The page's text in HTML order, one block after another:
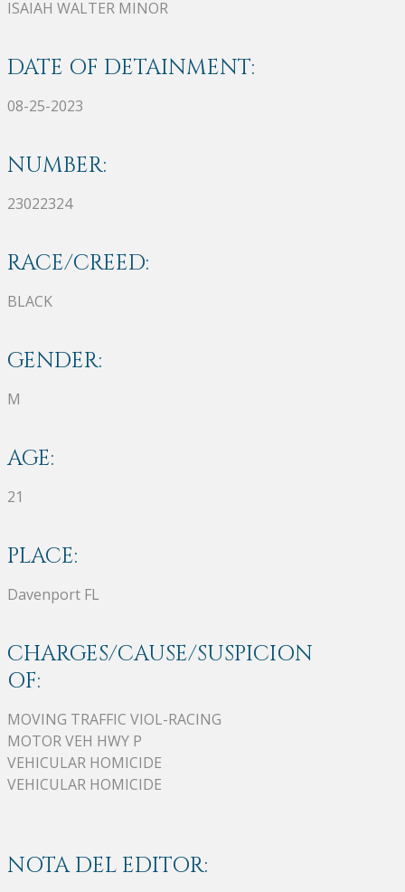
ISAIAH WALTER MINOR
DATE OF DETAINMENT:
08-25-2023
NUMBER:
23022324
RACE/CREED:
BLACK
GENDER:
M
AGE:
21
PLACE:
Davenport FL
CHARGES/CAUSE/SUSPICION
OF:
MOVING TRAFFIC VIOL-RACING
MOTOR VEH HWY P
VEHICULAR HOMICIDE
VEHICULAR HOMICIDE
NOTA DEL EDITOR: